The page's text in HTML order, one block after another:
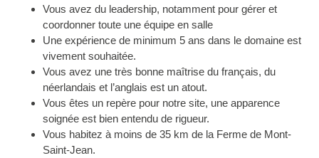
Vous avez du leadership, notamment pour gérer et
coordonner toute une équipe en salle
Une expérience de minimum 5 ans dans le domaine est
vivement souhaitée.
Vous avez une très bonne maîtrise du français, du
néerlandais et l’anglais est un atout.
Vous êtes un repère pour notre site, une apparence
soignée est bien entendu de rigueur.
Vous habitez à moins de 35 km de la Ferme de Mont-
Saint-Jean.